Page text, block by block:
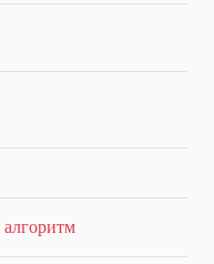
алгоритм